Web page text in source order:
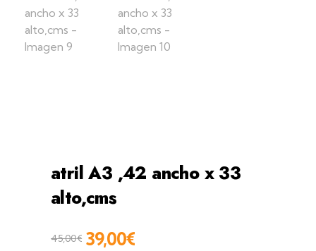
atril A3 ,42 ancho x 33
alto,cms
39,00€
45,00€